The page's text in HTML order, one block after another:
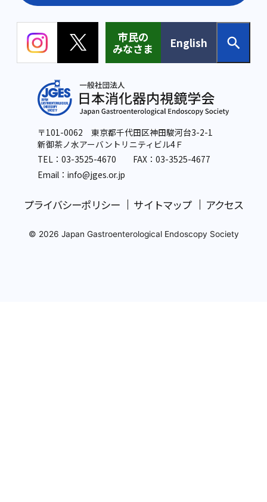
市民の
みなさま
English
〒101-0062 東京都千代田区神田駿河台3-2-1
新御茶ノ水アーバントリニティビル4Ｆ
TEL：03-3525-4670 FAX：03-3525-4677
Email：info@jges.or.jp
プライバシーポリシー サイトマップ アクセス
© 2026 Japan Gastroenterological Endoscopy Society